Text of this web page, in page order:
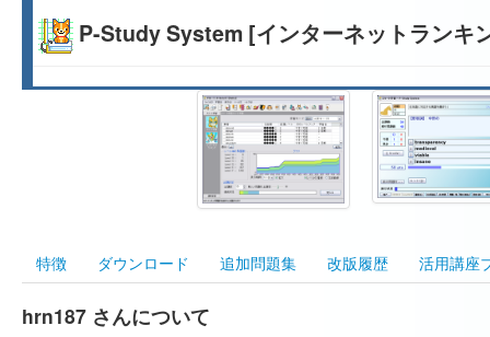
P-Study System [インターネットランキ
特徴 ダウンロード 追加問題集 改版履歴 活用講座
hrn187 さんについて